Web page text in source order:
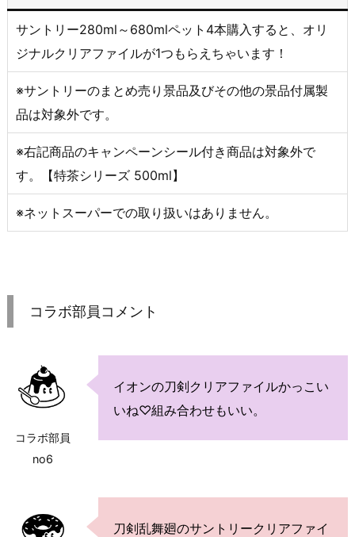
サントリー280ml～680mlペット4本購入すると、オリ
ジナルクリアファイルが1つもらえちゃいます！
※サントリーのまとめ売り景品及びその他の景品付属製
品は対象外です。
※右記商品のキャンペーンシール付き商品は対象外で
す。【特茶シリーズ 500ml】
※ネットスーパーでの取り扱いはありません。
コラボ部員コメント
コラボ部員
no6
イオンの刀剣クリアファイルかっこい
いね♡組み合わせもいい。
刀剣乱舞廻のサントリークリアファイ